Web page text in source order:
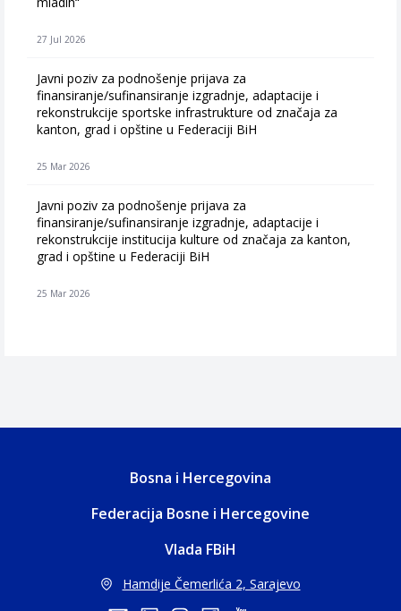
27 Jul 2026
Javni poziv za podnošenje prijava za
finansiranje/sufinansiranje izgradnje, adaptacije i
rekonstrukcije sportske infrastrukture od značaja za
kanton, grad i opštine u Federaciji BiH
25 Mar 2026
Javni poziv za podnošenje prijava za
finansiranje/sufinansiranje izgradnje, adaptacije i
rekonstrukcije institucija kulture od značaja za kanton,
grad i opštine u Federaciji BiH
25 Mar 2026
Bosna i Hercegovina
Federacija Bosne i Hercegovine
Vlada FBiH
Hamdije Čemerlića 2, Sarajevo